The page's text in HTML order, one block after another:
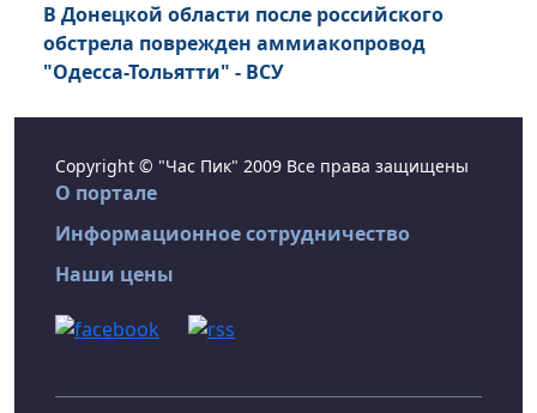
В Донецкой области после российского
обстрела поврежден аммиакопровод
"Одесса-Тольятти" - ВСУ
Copyright © "Час Пик" 2009 Все права защищены
О портале
Информационное сотрудничество
Наши цены